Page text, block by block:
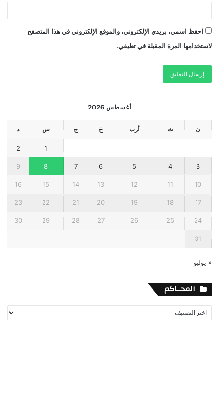
احفظ اسمي، بريدي الإلكتروني، والموقع الإلكتروني في هذا المتصفح
لاستخدامها المرة المقبلة في تعليقي.
أغسطس 2026
ن ث أرب خ ج س د
1
2
3
4
5
6
7
8
9
10
11
12
13
14
15
16
17
18
19
20
21
22
23
24
25
26
27
28
29
30
31
« يوليو
المحــاكم
المحــاكم